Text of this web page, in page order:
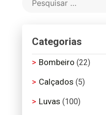
Categorias
Bombeiro (22)
Calçados (5)
Luvas (100)